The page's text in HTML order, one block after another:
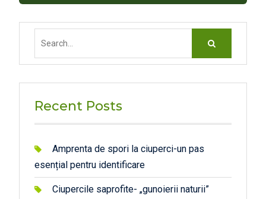
Recent Posts
Amprenta de spori la ciuperci-un pas
esențial pentru identificare
Ciupercile saprofite- „gunoierii naturii”